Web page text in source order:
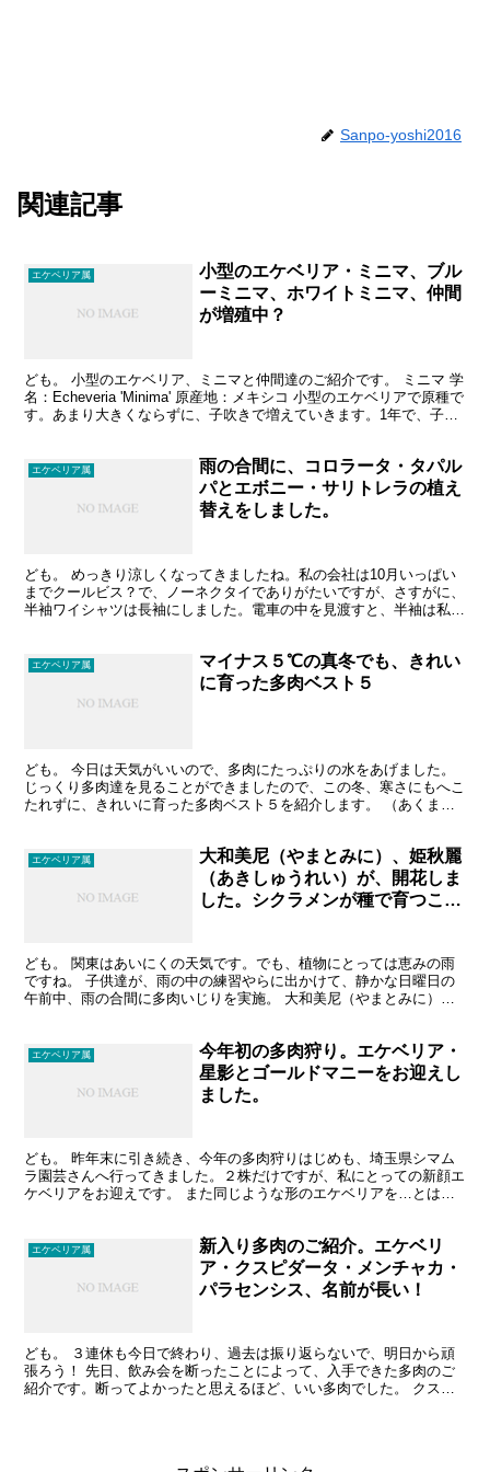
Sanpo-yoshi2016
関連記事
エケベリア属
小型のエケベリア・ミニマ、ブル
ーミニマ、ホワイトミニマ、仲間
が増殖中？
ども。 小型のエケベリア、ミニマと仲間達のご紹介です。 ミニマ 学
名：Echeveria 'Minima' 原産地：メキシコ 小型のエケベリアで原種で
す。あまり大きくならずに、子吹きで増えていきます。1年で、子株
エケベリア属
雨の合間に、コロラータ・タパル
パとエボニー・サリトレラの植え
替えをしました。
ども。 めっきり涼しくなってきましたね。私の会社は10月いっぱい
までクールビス？で、ノーネクタイでありがたいですが、さすがに、
半袖ワイシャツは長袖にしました。電車の中を見渡すと、半袖は私一
エケベリア属
マイナス５℃の真冬でも、きれい
に育った多肉ベスト５
ども。 今日は天気がいいので、多肉にたっぷりの水をあげました。
じっくり多肉達を見ることができましたので、この冬、寒さにもへこ
たれずに、きれいに育った多肉ベスト５を紹介します。 （あくまで
エケベリア属
大和美尼（やまとみに）、姫秋麗
（あきしゅうれい）が、開花しま
した。シクラメンが種で育つこと
ども。 関東はあいにくの天気です。でも、植物にとっては恵みの雨
ですね。 子供達が、雨の中の練習やらに出かけて、静かな日曜日の
午前中、雨の合間に多肉いじりを実施。 大和美尼（やまとみに）が
エケベリア属
今年初の多肉狩り。エケベリア・
星影とゴールドマニーをお迎えし
ました。
ども。 昨年末に引き続き、今年の多肉狩りはじめも、埼玉県シマム
ラ園芸さんへ行ってきました。２株だけですが、私にとっての新顔エ
ケベリアをお迎えです。 また同じような形のエケベリアを…とは言
エケベリア属
新入り多肉のご紹介。エケベリ
ア・クスピダータ・メンチャカ・
パラセンシス、名前が長い！
ども。 ３連休も今日で終わり、過去は振り返らないで、明日から頑
張ろう！ 先日、飲み会を断ったことによって、入手できた多肉のご
紹介です。断ってよかったと思えるほど、いい多肉でした。 クスピ